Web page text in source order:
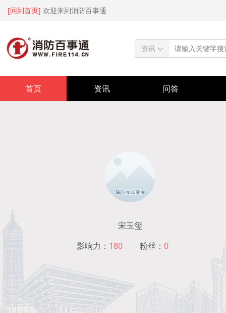
[回到首页] 欢迎来到消防百事通
资讯
首页 资讯 问答
宋玉玺
影响力： 180 粉丝： 0